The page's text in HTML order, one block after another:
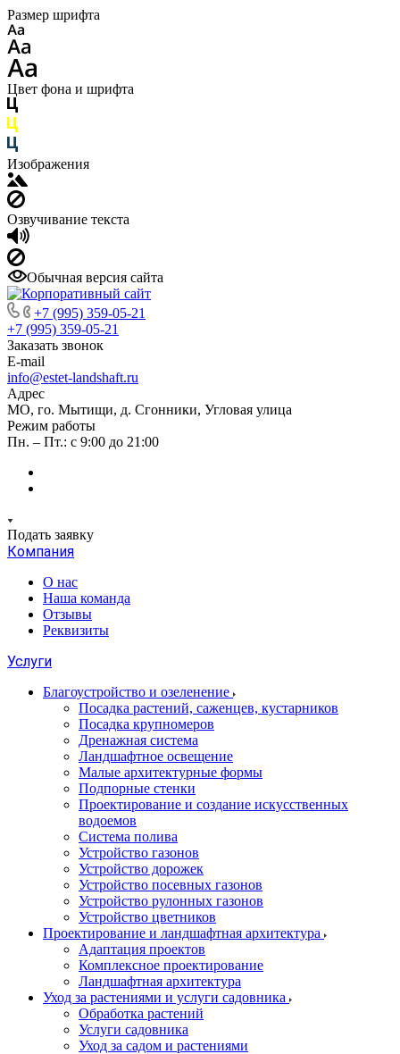
Размер шрифта
Цвет фона и шрифта
Изображения
Озвучивание текста
Обычная версия сайта
+7 (995) 359-05-21
+7 (995) 359-05-21
Заказать звонок
E-mail
info@estet-landshaft.ru
Адрес
МО, го. Мытищи, д. Сгонники, Угловая улица
Режим работы
Пн. – Пт.: с 9:00 до 21:00
Подать заявку
Компания
О нас
Наша команда
Отзывы
Реквизиты
Услуги
Благоустройство и озеленение
Посадка растений, саженцев, кустарников
Посадка крупномеров
Дренажная система
Ландшафтное освещение
Малые архитектурные формы
Подпорные стенки
Проектирование и создание искусственных
водоемов
Система полива
Устройство газонов
Устройство дорожек
Устройство посевных газонов
Устройство рулонных газонов
Устройство цветников
Проектирование и ландшафтная архитектура
Адаптация проектов
Комплексное проектирование
Ландшафтная архитектура
Уход за растениями и услуги садовника
Обработка растений
Услуги садовника
Уход за садом и растениями